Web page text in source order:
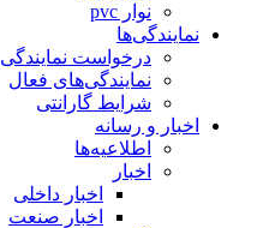
نوار pvc
نمایندگی‌ها
درخواست نمایندگی
نمایندگی‌های فعال
شرایط گارانتی
اخبار و رسانه
اطلاعیه‌ها
اخبار
اخبار داخلی
اخبار صنعت